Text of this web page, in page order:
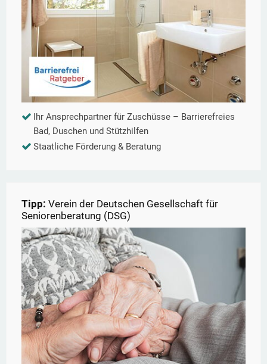
Ihr Ansprechpartner für Zuschüsse – Barrierefreies
Bad, Duschen und Stützhilfen
Staatliche Förderung & Beratung
Tipp: Verein der Deutschen Gesellschaft für
Seniorenberatung (DSG)